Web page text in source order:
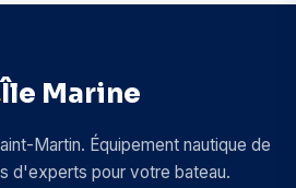
Île Marine
Martin. Équipement nautique de
d'experts pour votre bateau.